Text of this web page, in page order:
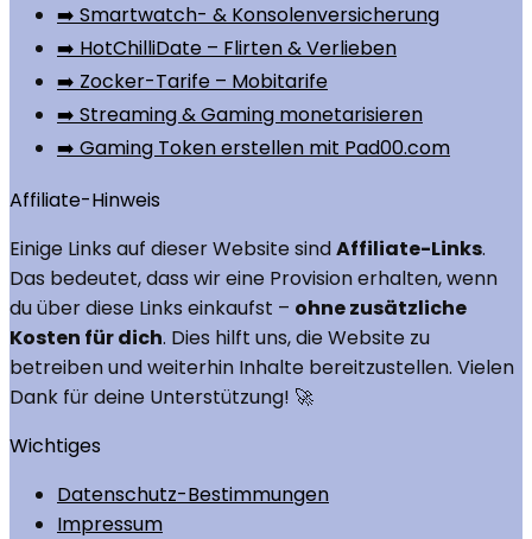
➡️ Smartwatch- & Konsolenversicherung
➡️ HotChilliDate – Flirten & Verlieben
➡️ Zocker-Tarife – Mobitarife
➡️ Streaming & Gaming monetarisieren
➡️ Gaming Token erstellen mit Pad00.com
Affiliate-Hinweis
Einige Links auf dieser Website sindAffiliate-Links.
Das bedeutet, dass wir eine Provision erhalten, wenn
du über diese Links einkaufst – ohne zusätzliche
Kosten für dich. Dies hilft uns, die Website zu
betreiben und weiterhin Inhalte bereitzustellen. Vielen
Dank für deine Unterstützung! 🚀
Wichtiges
Datenschutz-Bestimmungen
Impressum